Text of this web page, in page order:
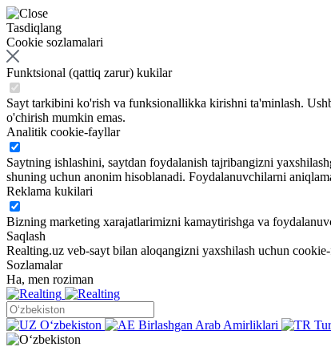
Tasdiqlang
Cookie sozlamalari
Funktsional (qattiq zarur) kukilar
Sayt tarkibini ko'rish va funksionallikka kirishni ta'minlash.
o'chirish mumkin emas.
Analitik cookie-fayllar
Saytning ishlashini, saytdan foydalanish tajribangizni
shuning uchun anonim hisoblanadi. Foydalanuvchilarni
Reklama kukilari
Bizning marketing xarajatlarimizni kamaytirishga va
Saqlash
Realting.uz veb-sayt bilan aloqangizni yaxshilash uchun
Sozlamalar
Ha, men roziman
Oʻzbekiston Birlashgan Arab Amirliklari